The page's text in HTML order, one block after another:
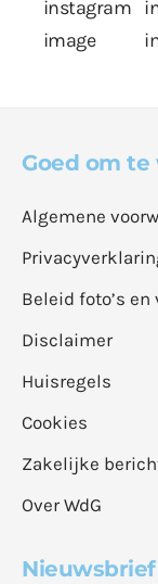
Goed om
Algemene
Beleid foto’s
Disclaimer
Huisregels
Cookies
Zakelijke
Over WdG
Nieuwsbrief